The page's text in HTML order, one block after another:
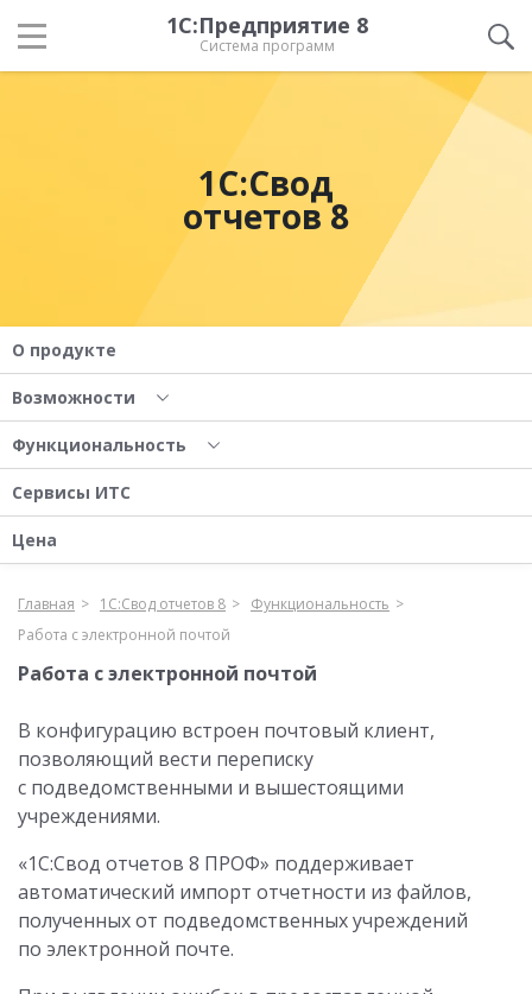
1С:Предприятие 8
Система программ
1С:Свод
отчетов 8
О продукте
Возможности
Функциональность
Сервисы ИТС
Цена
Главная 1С:Свод отчетов 8
Функциональность
Работа с электронной почтой
Работа с электронной почтой
В конфигурацию встроен почтовый клиент,
позволяющий вести переписку
с подведомственными и вышестоящими
учреждениями.
«1С:Свод отчетов 8 ПРОФ» поддерживает
автоматический импорт отчетности из файлов,
полученных от подведомственных учреждений
по электронной почте.